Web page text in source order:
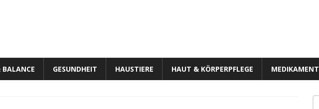
GESUNDHEIT HAUSTIERE HAUT & KÖRPERPFLEGE MEDIKAMENT